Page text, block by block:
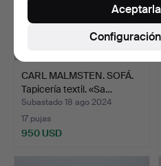
CARL MALMSTEN. SOFÁ.
Tapicería textil. «Sa…
Subastado 18 ago 2024
17 pujas
950 USD